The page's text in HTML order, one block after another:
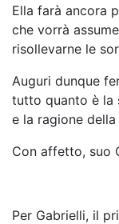
Ella farà ancora
che vorrà
risollevarne le
Auguri dunque
tutto quanto è la
e la ragione della
Con affetto, suo
Per Gabrielli, il